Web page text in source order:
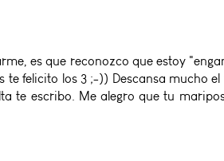
es que reconozco que estoy
te felicito los 3 ;-)) Descansa mucho
te escribo. Me alegro que tu